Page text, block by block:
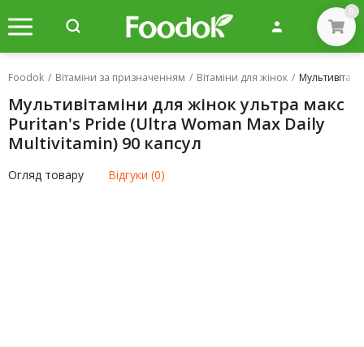
0
Foodok / Вітаміни за призначенням / Вітаміни для жінок /
Мультивітаміни для жінок ультра макс
Puritan's Pride (Ultra Woman Max Daily
Multivitamin) 90 капсул
Огляд товару Відгуки (0)